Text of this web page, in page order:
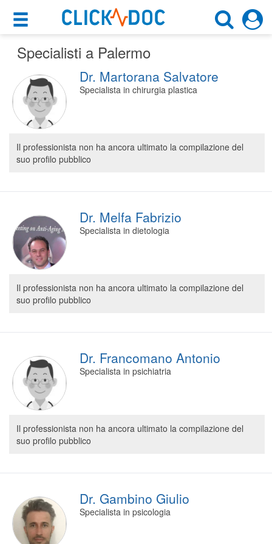
×
Motore di ricerca
×
Cerca uno specialista
Scegli specialità, prestazione o cognome
Cosa possiamo offrirti
Per i pazienti
Prenota una visita
Ricerca specialisti
Consulti online
Per gli specialisti
Prenotazioni online
Planner e rubrica in cloud
Segreteria virtuale
Specialisti a Palermo
Dr. Martorana Salvatore
Specialista in chirurgia plastica
Il professionista non ha ancora ultimato la compilazione del
suo profilo pubblico
Dr. Melfa Fabrizio
Specialista in dietologia
Il professionista non ha ancora ultimato la compilazione del
suo profilo pubblico
Dr. Francomano Antonio
Specialista in psichiatria
Il professionista non ha ancora ultimato la compilazione del
suo profilo pubblico
Dr. Gambino Giulio
Specialista in psicologia